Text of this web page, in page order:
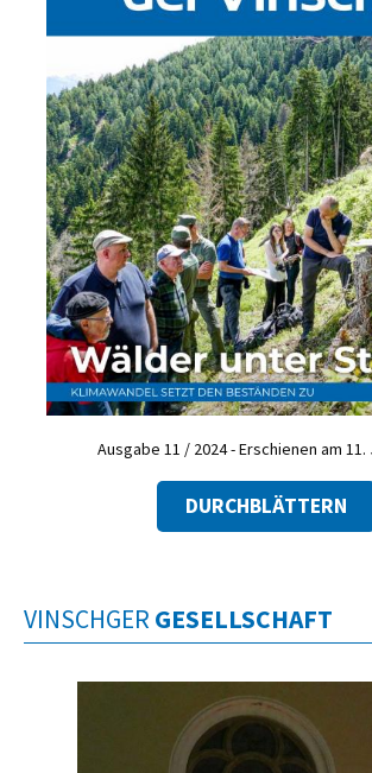
Ausgabe 11 / 2024 - Erschienen am 11.
DURCHBLÄTTERN
VINSCHGER GESELLSCHAFT